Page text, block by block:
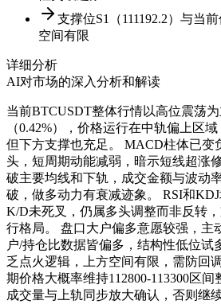
支撑位S1（111192.2）与当
空间有限
详细分析
AI对市场的深入分析和解读
当前BTCUSDT整体行情以高位震荡
（0.42%），价格运行在中轨偏上区
但下方支撑也充足。 MACD柱体已变
头，短周期动能减弱，暗示短线超涨
破主要均线和下轨，成交金额与波动
破，做多动力有衰减迹象。 RSI和
K/D未死叉，仍属多头调整而非反转
行格局。 盘口大户偏多意愿较强，主
户/持仓比数据皆偏多，结构性低位试
乏点火逻辑，上方空间有限，需防回
期价格大概率维持112800-113300区
成交量与上轨同步放大确认，否则继